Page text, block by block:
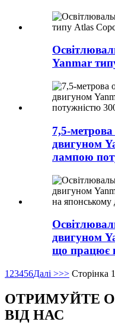
Yanmar
7,5-
двигуном
лампою
двигуном
що працює
1 23456Далі >>> Сторінка
ОТРИМУЙТЕ
ВІД НАС